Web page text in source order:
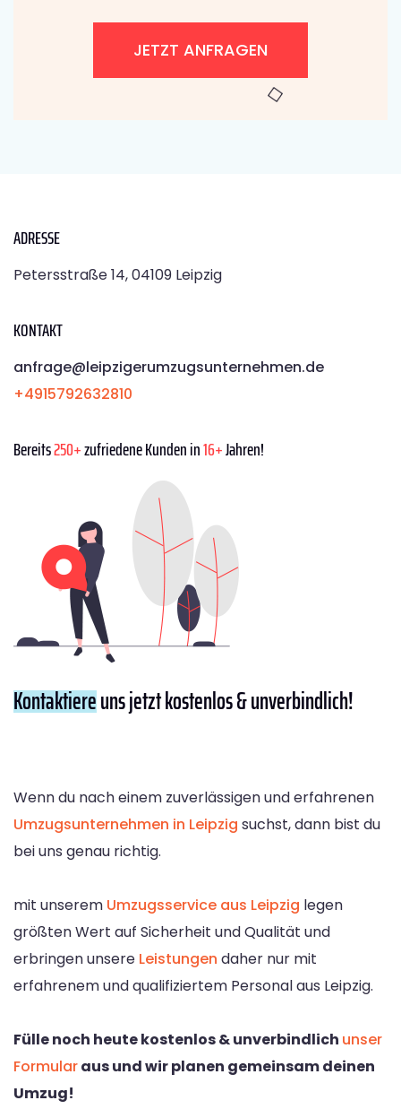
JETZT ANFRAGEN
ADRESSE
Petersstraße 14, 04109 Leipzig
KONTAKT
anfrage@leipzigerumzugsunternehmen.de
+4915792632810
Bereits250+zufriedene Kunden in16+Jahren!
Kontaktiereuns jetzt kostenlos & unverbindlich!
Wenn du nach einem zuverlässigen und erfahrenen
Umzugsunternehmen in Leipzig suchst, dann bist du
bei uns genau richtig.
mit unserem Umzugsservice aus Leipzig legen
größten Wert auf Sicherheit und Qualität und
erbringen unsere Leistungen daher nur mit
erfahrenem und qualifiziertem Personal aus Leipzig.
Fülle noch heute kostenlos & unverbindlich unser
Formularaus und wir planen gemeinsam deinen
Umzug!